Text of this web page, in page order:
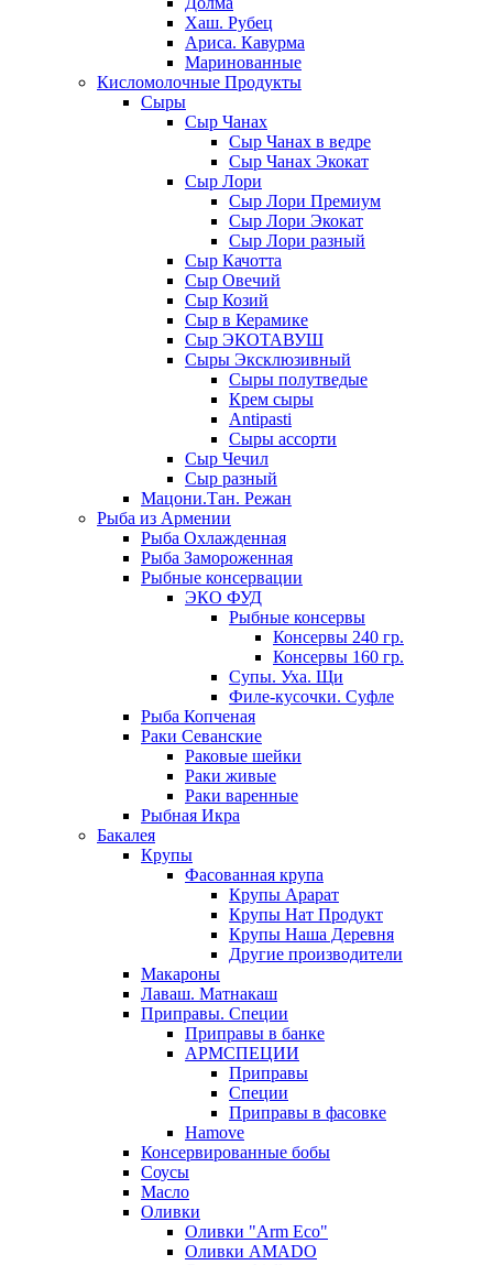
Хаш. Рубец
Ариса. Кавурма
Маринованные
Кисломолочные Продукты
Сыры
Сыр Чанах
Сыр Чанах в ведре
Сыр Чанах Экокат
Сыр Лори
Сыр Лори Премиум
Сыр Лори Экокат
Сыр Лори разный
Сыр Качотта
Сыр Овечий
Сыр Козий
Сыр в Керамике
Сыр ЭКОТАВУШ
Сыры Эксклюзивный
Сыры полутведые
Крем сыры
Antipasti
Сыры ассорти
Сыр Чечил
Сыр разный
Мацони.Тан. Режан
Рыба из Армении
Рыба Охлажденная
Рыба Замороженная
Рыбные консервации
ЭКО ФУД
Рыбные консервы
Консервы 240 гр.
Консервы 160 гр.
Супы. Уха. Щи
Филе-кусочки. Суфле
Рыба Копченая
Раки Севанские
Раковые шейки
Раки живые
Раки варенные
Рыбная Икра
Бакалея
Крупы
Фасованная крупа
Крупы Арарат
Крупы Нат Продукт
Крупы Наша Деревня
Другие производители
Макароны
Лаваш. Матнакаш
Приправы. Специи
Приправы в банке
АРМСПЕЦИИ
Приправы
Специи
Приправы в фасовке
Hamove
Консервированные бобы
Соусы
Масло
Оливки
Оливки "Arm Eco"
Оливки AMADO